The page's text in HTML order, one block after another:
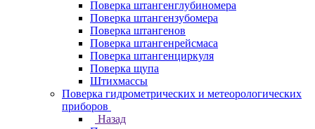
Поверка штангенглубиномера
Поверка штангензубомера
Поверка штангенов
Поверка штангенрейсмаса
Поверка штангенциркуля
Поверка щупа
Штихмассы
Поверка гидрометрических и метеорологических
приборов
Назад